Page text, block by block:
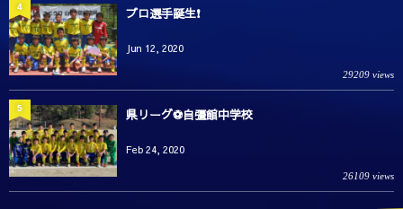
プロ選手誕生❗️
Jun 12, 2020
29209 views
4
県リーグ⚽️自彊館中学校
Feb 24, 2020
26109 views
5